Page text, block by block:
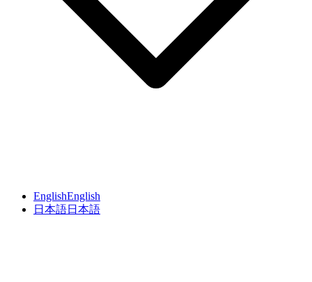
EnglishEnglish
日本語日本語